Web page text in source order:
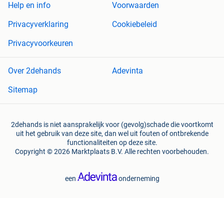
Help en info
Voorwaarden
Privacyverklaring
Cookiebeleid
Privacyvoorkeuren
Over 2dehands
Adevinta
Sitemap
2dehands is niet aansprakelijk voor (gevolg)schade die voortkomt
uit het gebruik van deze site, dan wel uit fouten of ontbrekende
functionaliteiten op deze site.
Copyright © 2026 Marktplaats B.V. Alle rechten voorbehouden.
een onderneming